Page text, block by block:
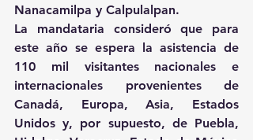
Nanacamilpa y Calpulalpan.
La mandataria consideró que para
este año se espera la asistencia de
110 mil visitantes nacionales e
internacionales provenientes de
Canadá, Europa, Asia, Estados
Unidos y, por supuesto, de Puebla,